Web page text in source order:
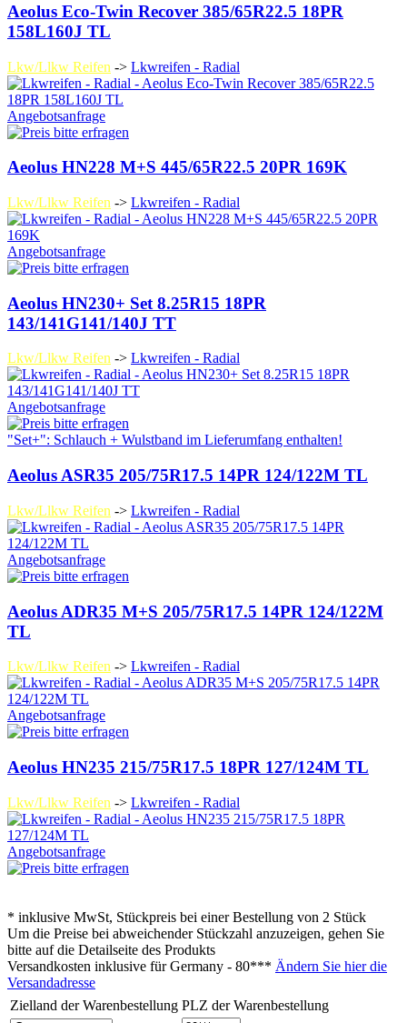
Aeolus Eco-Twin Recover 385/65R22.5 18PR
158L160J TL
Lkw/Llkw Reifen -> Lkwreifen - Radial
Angebotsanfrage
Aeolus HN228 M+S 445/65R22.5 20PR 169K
Lkw/Llkw Reifen -> Lkwreifen - Radial
Angebotsanfrage
Aeolus HN230+ Set 8.25R15 18PR
143/141G141/140J TT
Lkw/Llkw Reifen -> Lkwreifen - Radial
Angebotsanfrage
"Set+": Schlauch + Wulstband im Lieferumfang enthalten!
Aeolus ASR35 205/75R17.5 14PR 124/122M TL
Lkw/Llkw Reifen -> Lkwreifen - Radial
Angebotsanfrage
Aeolus ADR35 M+S 205/75R17.5 14PR 124/122M
TL
Lkw/Llkw Reifen -> Lkwreifen - Radial
Angebotsanfrage
Aeolus HN235 215/75R17.5 18PR 127/124M TL
Lkw/Llkw Reifen -> Lkwreifen - Radial
Angebotsanfrage
* inklusive MwSt, Stückpreis bei einer Bestellung von 2 Stück
Um die Preise bei abweichender Stückzahl anzuzeigen, gehen Sie
bitte auf die Detailseite des Produkts
Versandkosten inklusive fürGermany - 80*** Ändern Sie hier die
Versandadresse
Zielland der Warenbestellung PLZ der Warenbestellung